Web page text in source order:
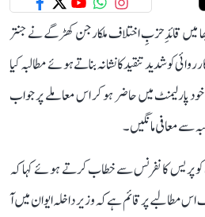
میں قائدِ حزبِ اختلاف ملکارجن کھڑگے نے جنتر
کو شدید تنقید کا نشانہ بناتے ہوئے مطالبہ کیا
پارلیمنٹ میں حاضر ہو کر اس معاملے پر جواب
سے معافی مانگیں۔
پریس کانفرنس سے خطاب کرتے ہوئے کہا کہ
اس مطالبے پر قائم ہے کہ وزیر داخلہ ایوان میں آ